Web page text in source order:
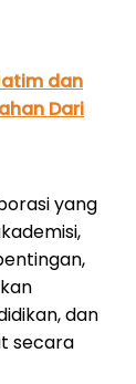
dan
Dari
yang
dan
secara